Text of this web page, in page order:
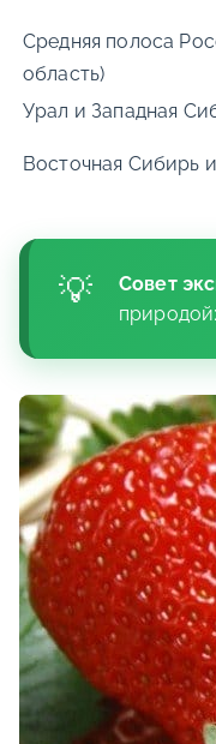
Средняя полоса
область)
Урал и Западная
Восточная Сибирь
Совет